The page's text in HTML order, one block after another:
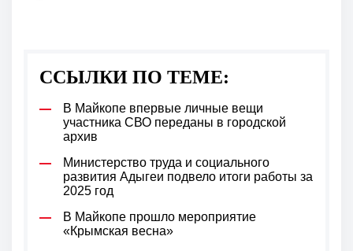
ССЫЛКИ ПО ТЕМЕ:
В Майкопе впервые личные вещи
участника СВО переданы в городской
архив
Министерство труда и социального
развития Адыгеи подвело итоги работы за
2025 год
В Майкопе прошло мероприятие
«Крымская весна»